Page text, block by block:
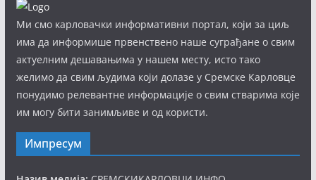
Ми смо карловачки информативни портал, који за циљ
има да информише првенствено наше суграђане о свим
актуелним дешавањима у нашем месту, исто тако
желимо да свим људима који долазе у Сремске Карловце
понудимо релевантне информације о свим стварима које
им могу бити занимљиве и од користи.
Импресум